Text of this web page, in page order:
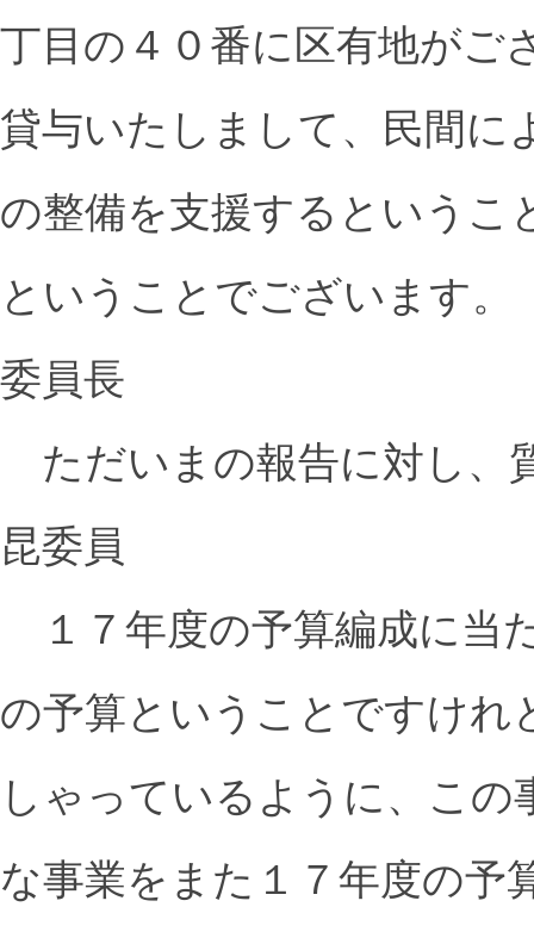
丁目の４０番に区有地がご
貸与いたしまして、民間に
の整備を支援するというこ
ということでございます。
委員長
ただいまの報告に対し、
昆委員
１７年度の予算編成に当
の予算ということですけれ
しゃっているように、こ
な事業をまた１７年度の予